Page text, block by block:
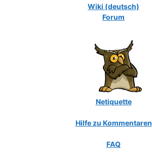
Wiki (deutsch)
Forum
Netiquette
Hilfe zu Kommentaren
FAQ